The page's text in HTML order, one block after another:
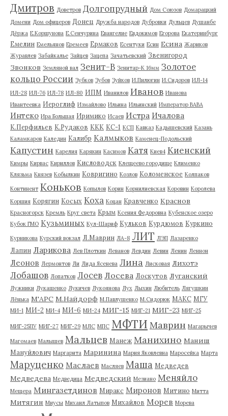
Дмитров Доветров Долгопрудный Дом Союзов Домарацкий
Домени Дом офицеров Донец Дружба народов Дубровки Дульцев Душанбе
Дёржа Е.Коршунова Е.Сенчурина Евангелие Евдокимов Егорова Екатеринбург
Емелин Емельянов Еремеев Ермаков Есентуки Есин Есина Жариков
Журавлев Забайкалье Зайцев Зацепа Зачатьевский Звенигород
Звонков Земляной вал Зенит-В Зенитар-К 16мм Золотое
кольцо России Зубков Зубов Зуйков И.Пилюгин И.Сидоров ИЛ-14
ИЛ-28 ИЛ-76 ИЛ-78 ИЛ-80 ИПМ Иванилов Иванов Иванова
Ивантеевка Иероглиф Измайлово Ильина Ильинский Император ВАВА
Интеко Ира Большая Иримико Исаев Истра Ичалова
К.Перфильев К.Рудаков ККК КС-1 КСП Кавказ Кадышевский Казань
Каламкаров Каледин Калибр Калмыков Каменец-Подольский
Капустин Карелия Карякин Касимов Катя Киев4 Киенский
Кимры Кирвас Кириллов Кисловодск Клещеево городище Клименко
Клязьма Князев Кобылкин Ковригино Козлов Коломенское Колпаков
Континент Коньков Копылов Корин Корнилиевская Коровин Королева
Коршия Корягин Косых Коха Коцан Кравченко Краснов
Красногорск Кремль Круг света Крым Ксения Федоровна Кубенское озеро
Кубок ГМО Кузьминых Кул-Шариф Кульков Курдюмов Куркино
Курникова Курский вокзал Л.Маврин ЛА-8 ЛИТ ЛЭП Лазаренко
Лапин Ларикова Лев Плоткин Леванов Левдин Левин Ленин Леннон
Леонов Лермонтов Ли Лида Ясенева Лина Лисковая Лихотэ
Лобашов Лопатков Лосев Лосева Лоскутов Луганский
Лужники Лукашенко Лукичев Лукоянова Лух Лыхин Любитель Лягушкин
Лёнька М'АРС М.Найдорф М.Павлушенко М.Сидорюк МАКС МГУ
МИ-1 МИ-2 МИ-4 МИ-6 МИ-24 МИГ-15 МИГ-21 МИГ-23 МИГ-25
МИГ-25ПУ МИГ-27 МИГ-29 МЛС МПС МФТИ Маврин Магарычев
Магомаев Малышев Мальцев Манеж Манихино Маниш
Мануйлович Маргарита Маринина Мария Яковлевна Маросейка Марта
Маруценко Маслаев Масляев Маша Медведев
Медведева Медведица Медведский Мезиано Меняйло
Мещера Мингазетдинов Миракс Миронов Митино Митта
Митягин Миусы Михаил Латыпов Михайлов Морев Морева